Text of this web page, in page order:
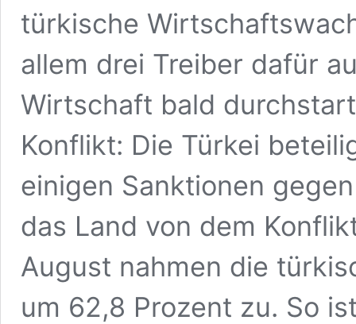
türkische
allem drei Treiber dafür
Wirtschaft bald
Konflikt: Die Türkei
einigen Sanktionen
das Land von dem
August nahmen die
um 62,8 Prozent zu. So